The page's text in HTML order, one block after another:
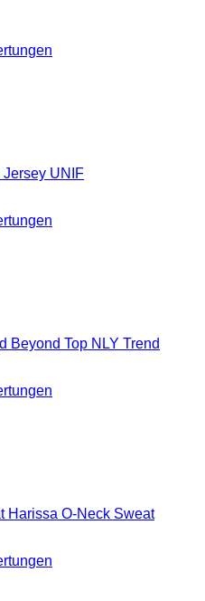
Jersey UNIF
Beyond Top NLY Trend
Harissa O-Neck Sweat